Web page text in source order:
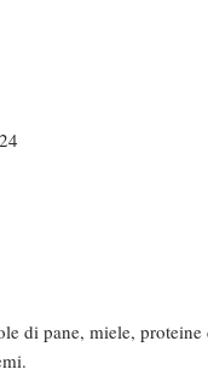
di pane, miele,